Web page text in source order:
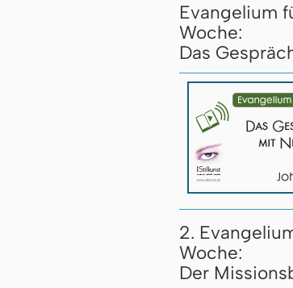
Evangelium
Woche:
Das
2.
Woche:
Der